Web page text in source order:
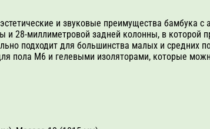
и звуковые преимущества бамбука
и 28-миллиметровой задней колонны, в которой
подходит для большинства малых и средних
пола M6 и гелевыми изоляторами, которые